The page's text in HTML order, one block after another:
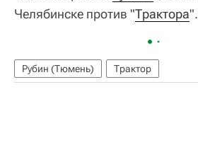
Челябинске против "Трактора".
Рубин (Тюмень) Трактор